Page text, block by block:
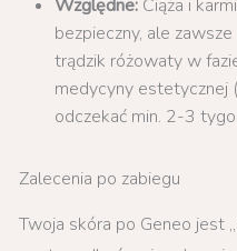
Względne: Ciąża i
bezpieczny, ale
trądzik różowaty w
medycyny estetycznej
odczekać min. 2-3
Zalecenia po zabiegu
Twoja skóra po Geneo jest